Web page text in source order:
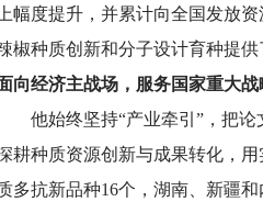
幅度提升，并累计向全国发放
椒种质创新和分子设计育种提供
向经济主战场，服务国家重大战
他始终坚持“产业牵引”，把
耕种质资源创新与成果转化，
多抗新品种16个，湖南、新疆